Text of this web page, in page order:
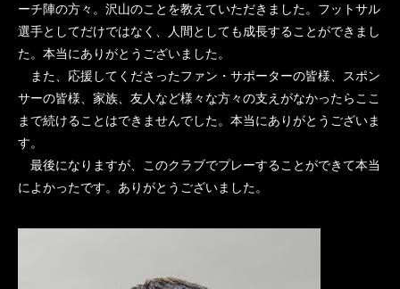
ーチ陣の方々。沢山のことを教えていただきました。フットサル
選手としてだけではなく、人間としても成長することができまし
た。本当にありがとうございました。
また、応援してくださったファン・サポーターの皆様、スポン
サーの皆様、家族、友人など様々な方々の支えがなかったらここ
まで続けることはできませんでした。本当にありがとうございま
す。
最後になりますが、このクラブでプレーすることができて本当
によかったです。ありがとうございました。